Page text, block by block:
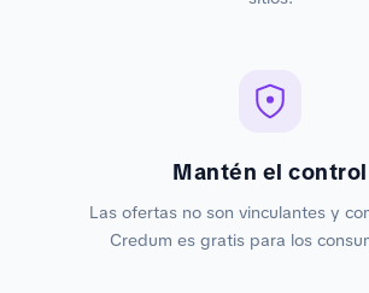
Mantén el control
Las ofertas no son vinculantes y
Credum es gratis para los